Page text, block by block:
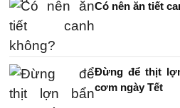
Có nên ăn tiết
Đừng để thịt
cơm ngày Tết